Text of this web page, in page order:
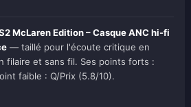
McLaren Edition – Casque ANC hi-fi
— taillé pour l'écoute critique en
filaire et sans fil. Ses points forts :
faible : Q/Prix (5.8/10).